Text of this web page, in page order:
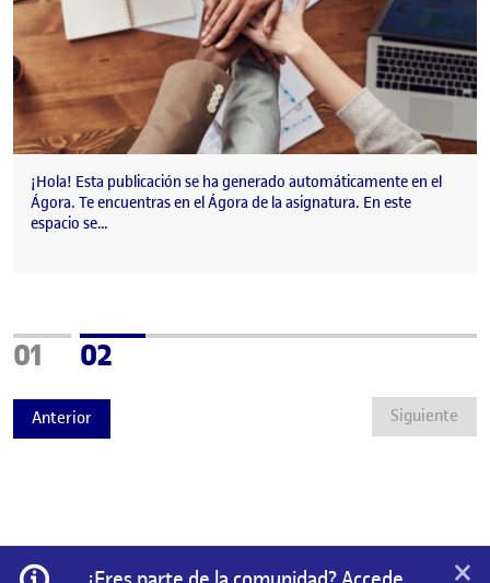
¡Hola! Esta publicación se ha generado automáticamente en el
Ágora. Te encuentras en el Ágora de la asignatura. En este
espacio se…
Anterior
Página
01 Página
02
Siguiente
Información ×